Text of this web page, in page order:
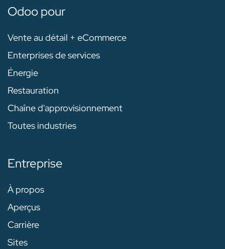
Odoo pour
Vente au détail + eCommerce
Enterprises de services
Énergie
Restauration
Chaîne d'approvisionnement
Toutes industries
Entreprise
À propos
Aperçus
Carrière
Sites